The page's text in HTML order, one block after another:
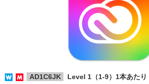
AD1C6JK
Level 1（1-9）1本あたり